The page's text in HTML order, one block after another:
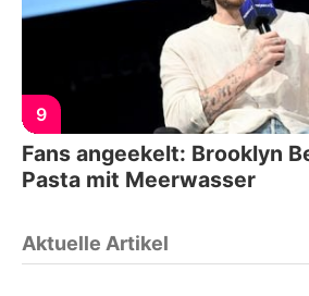
9
Fans angeekelt: Brooklyn
Pasta mit Meerwasser
Aktuelle Artikel